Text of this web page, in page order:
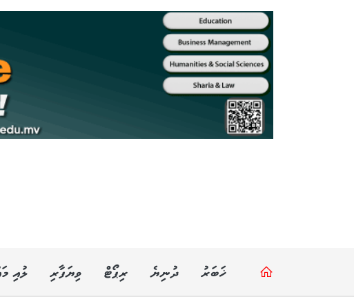
ޚަބަރު ދުނިޔެ ރިޕޯޓް ވިޔަފާރި ލުއި